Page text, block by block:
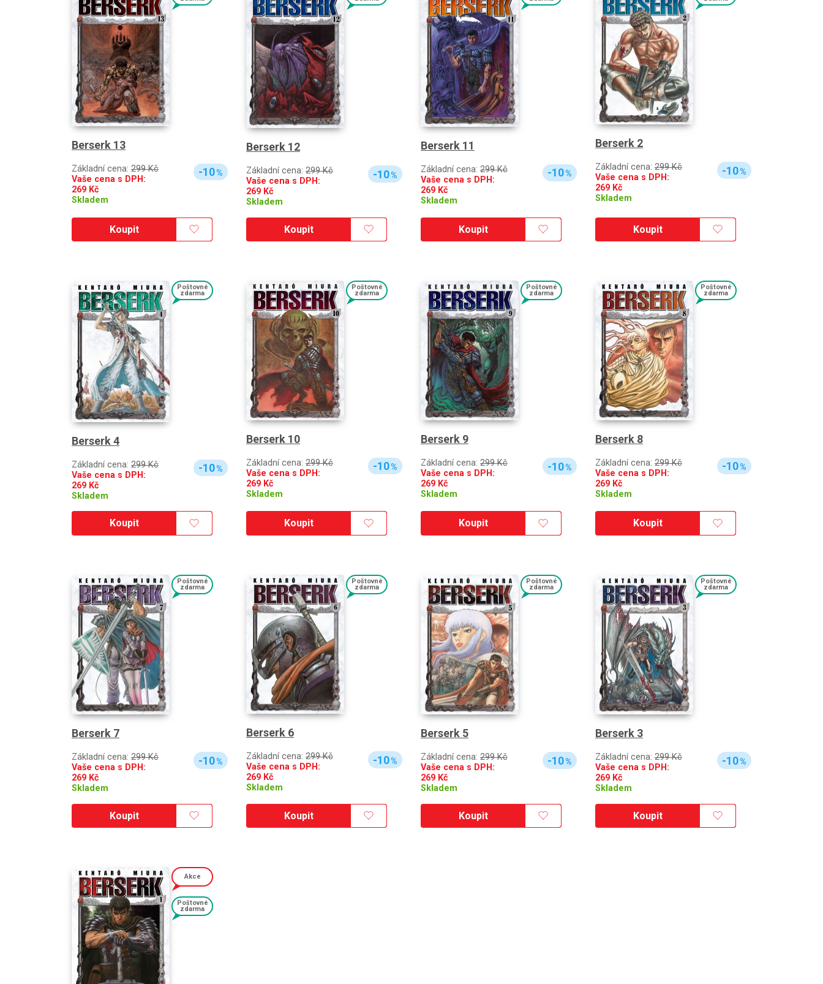
Berserk 13
Základní cena: 299 Kč
Vaše cena s DPH:
269 Kč
Skladem
-10%
Koupit
Berserk 12
Základní cena: 299 Kč
Vaše cena s DPH:
269 Kč
Skladem
-10%
Koupit
Berserk 11
Základní cena: 299 Kč
Vaše cena s DPH:
269 Kč
Skladem
-10%
Koupit
Berserk 2
Základní cena: 299 Kč
Vaše cena s DPH:
269 Kč
Skladem
-10%
Koupit
Poštovné
zdarma
Berserk 4
Základní cena: 299 Kč
Vaše cena s DPH:
269 Kč
Skladem
-10%
Koupit
Poštovné
zdarma
Berserk 10
Základní cena: 299 Kč
Vaše cena s DPH:
269 Kč
Skladem
-10%
Koupit
Poštovné
zdarma
Berserk 9
Základní cena: 299 Kč
Vaše cena s DPH:
269 Kč
Skladem
-10%
Koupit
Poštovné
zdarma
Berserk 8
Základní cena: 299 Kč
Vaše cena s DPH:
269 Kč
Skladem
-10%
Koupit
Poštovné
zdarma
Berserk 7
Základní cena: 299 Kč
Vaše cena s DPH:
269 Kč
Skladem
-10%
Koupit
Poštovné
zdarma
Berserk 6
Základní cena: 299 Kč
Vaše cena s DPH:
269 Kč
Skladem
-10%
Koupit
Poštovné
zdarma
Berserk 5
Základní cena: 299 Kč
Vaše cena s DPH:
269 Kč
Skladem
-10%
Koupit
Poštovné
zdarma
Berserk 3
Základní cena: 299 Kč
Vaše cena s DPH:
269 Kč
Skladem
-10%
Koupit
Akce
Poštovné
zdarma